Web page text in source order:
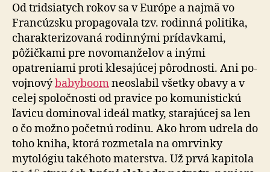
Od tridsiatych rokov sa v Európe a najmä vo
Francúzsku propagovala tzv. rodinná politika,
charakterizovaná ro­din­ný­mi prídavkami,
pôžičkami pre novomanželov a iný­mi
opatreniami proti klesajúcej pôrodnosti. Ani po­
voj­no­výbabyboomneoslabil všetky obavy a v
celej spoločnosti od pravice po komunistickú
ľavicu dominoval ideál mat­ky, starajúcej sa len
o čo možno početnú rodinu. Ako hrom udrela do
toho kniha, ktorá rozmetala na omrvinky
mytológiu takéhoto materstva. Už prvá kapitola